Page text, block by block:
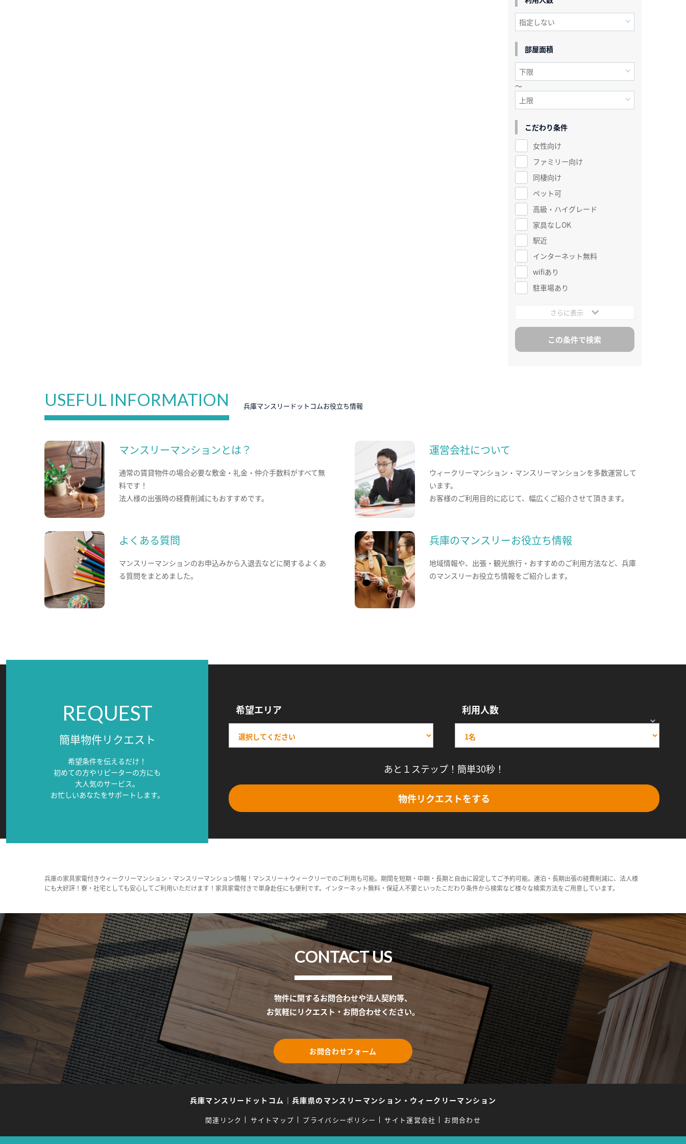
部屋面積
～
こだわり条件
女性向け
ファミリー向け
同棲向け
ペット可
高級・ハイグレード
家具なしOK
駅近
インターネット無料
wifiあり
駐車場あり
さらに表示
USEFUL INFORMATION 兵庫マンスリードットコムお役立ち情報
マンスリーマンションとは？
通常の賃貸物件の場合必要な敷金・礼金・仲介手数料がすべて無
料です！
法人様の出張時の経費削減にもおすすめです。
運営会社について
ウィークリーマンション・マンスリーマンションを多数運営して
います。
お客様のご利用目的に応じて、幅広くご紹介させて頂きます。
よくある質問
マンスリーマンションのお申込みから入退去などに関するよくあ
る質問をまとめました。
兵庫のマンスリーお役立ち情報
地域情報や、出張・観光旅行・おすすめのご利用方法など、兵庫
のマンスリーお役立ち情報をご紹介します。
REQUEST
簡単物件リクエスト
希望条件を伝えるだけ！
初めての方やリピーターの方にも
大人気のサービス。
お忙しいあなたをサポートします。
希望エリア 利用人数
あと１ステップ！簡単30秒！
物件リクエストをする
兵庫の家具家電付きウィークリーマンション・マンスリーマンション情報！マンスリー＋ウィークリーでのご利用も可能。期間を短期・中期・長期と自由に設定してご予約可能。連泊・長期出張の経費削減に、法人様
にも大好評！寮・社宅としても安心してご利用いただけます！家具家電付きで単身赴任にも便利です。インターネット無料・保証人不要といったこだわり条件から検索など様々な検索方法をご用意しています。
CONTACT US
物件に関するお問合わせや法人契約等、
お気軽にリクエスト・お問合わせください。
お問合わせフォーム
兵庫マンスリードットコム ｜ 兵庫県のマンスリーマンション・ウィークリーマンション
関連リンク サイトマップ プライバシーポリシー サイト運営会社 お問合わせ